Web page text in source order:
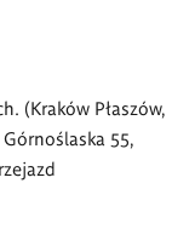
(Kraków Płaszów,
55,